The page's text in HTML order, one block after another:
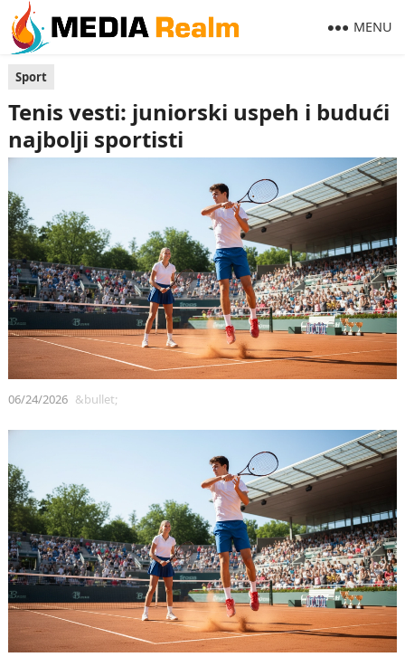
MENU
Sport
Tenis vesti: juniorski uspeh i budući
najbolji sportisti
06/24/2026 &bullet;